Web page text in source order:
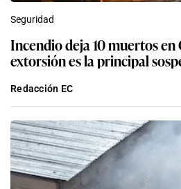
Seguridad
Incendio deja 10 muertos en
extorsión es la principal
Redacción EC